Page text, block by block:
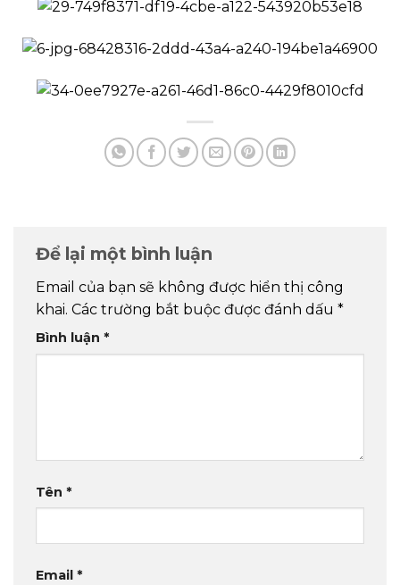
Để lại một bình luận
Email của bạn sẽ không được hiển thị công
khai. Các trường bắt buộc được đánh dấu *
Bình luận *
Tên *
Email *